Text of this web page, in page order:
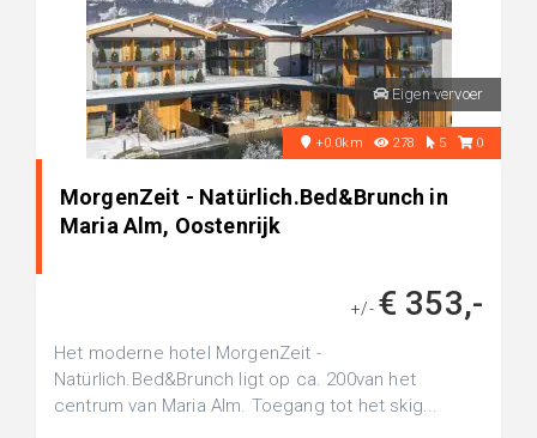
Eigen vervoer
+0.0km 278 5 0
MorgenZeit - Natürlich.Bed&Brunch in
Maria Alm, Oostenrijk
+/- € 353,-
Het moderne hotel MorgenZeit -
Natürlich.Bed&Brunch ligt op ca. 200van het
centrum van Maria Alm. Toegang tot het skig...